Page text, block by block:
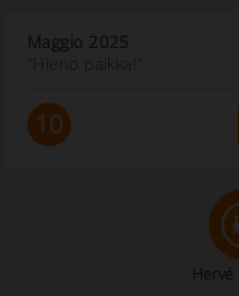
Maggio 2025
“Hieno paikka!”
10
Hervé